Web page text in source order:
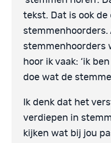
tekst. Dat is ook
stemmenhoorders.
stemmenhoorders
hoor ik vaak: ‘ik
doe wat de
Ik denk dat het
verdiepen in
kijken wat bij jou